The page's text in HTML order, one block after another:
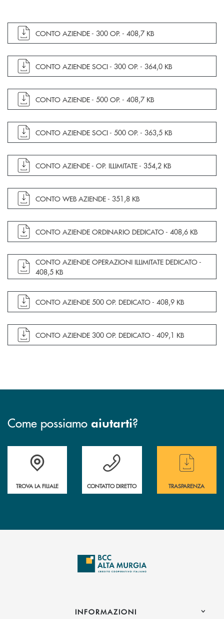
apre documento in una nuova finestra
CONTO AZIENDE - 300 OP. - 408,7 KB
apre documento in una nuova finestra
CONTO AZIENDE SOCI - 300 OP. - 364,0 KB
apre documento in una nuova finestra
CONTO AZIENDE - 500 OP. - 408,7 KB
apre documento in una nuova finestra
CONTO AZIENDE SOCI - 500 OP. - 363,5 KB
apre documento in una nuova finestra
CONTO AZIENDE - OP. ILLIMITATE - 354,2 KB
apre documento in una nuova finestra
CONTO WEB AZIENDE - 351,8 KB
apre documento in una nuova finestra
CONTO AZIENDE ORDINARIO DEDICATO - 408,6 KB
apre documento in una nuova finestra
CONTO AZIENDE OPERAZIONI ILLIMITATE DEDICATO -
408,5 KB
apre documento in una nuova finestra
CONTO AZIENDE 500 OP. DEDICATO - 408,9 KB
apre documento in una nuova finestra
CONTO AZIENDE 300 OP. DEDICATO - 409,1 KB
Come possiamo aiutarti?
Accedi all' elenco completo delle filiali
TROVA LA FILIALE
Hai bisogno di assistenza immediata ?
CONTATTO DIRETTO
Hai bisogno di
TRASPARENZA
INFORMAZIONI